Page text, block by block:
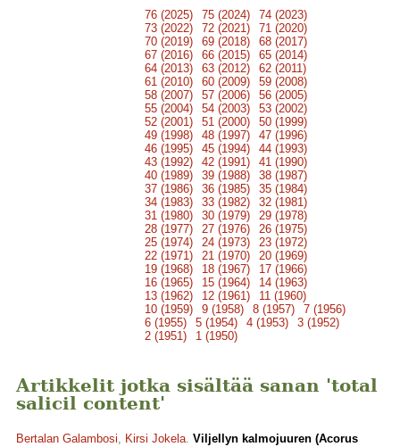
76 (2025) 75 (2024)
74 (2023)
73 (2022)
72 (2021)
71 (2020)
70 (2019)
69 (2018)
68 (2017)
67 (2016)
66 (2015)
65 (2014)
64 (2013)
63 (2012)
62 (2011)
61 (2010)
60 (2009)
59 (2008)
58 (2007)
57 (2006)
56 (2005)
55 (2004)
54 (2003)
53 (2002)
52 (2001)
51 (2000)
50 (1999)
49 (1998)
48 (1997)
47 (1996)
46 (1995)
45 (1994)
44 (1993)
43 (1992)
42 (1991)
41 (1990)
40 (1989)
39 (1988)
38 (1987)
37 (1986)
36 (1985)
35 (1984)
34 (1983)
33 (1982)
32 (1981)
31 (1980)
30 (1979)
29 (1978)
28 (1977)
27 (1976)
26 (1975)
25 (1974)
24 (1973)
23 (1972)
22 (1971)
21 (1970)
20 (1969)
19 (1968)
18 (1967)
17 (1966)
16 (1965)
15 (1964)
14 (1963)
13 (1962)
12 (1961)
11 (1960)
10 (1959)
9 (1958) 8 (1957)
7 (1956)
6 (1955)
5 (1954) 4 (1953)
3 (1952)
2 (1951)
1 (1950)
Artikkelit jotka sisältää sanan 'total
salicil content'
Bertalan Galambosi, Kirsi Jokela. Viljellyn kalmojuuren (Acorus